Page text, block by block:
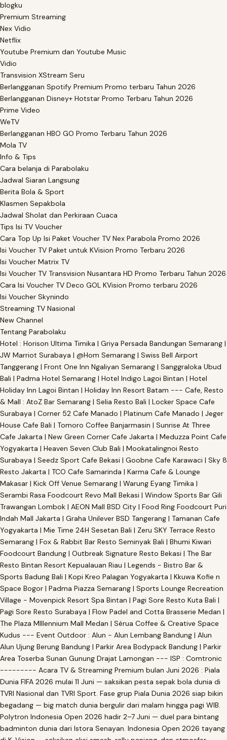
blogku
Premium Streaming
Nex Vidio
Netflix
Youtube Premium dan Youtube Music
Vidio
Transvision XStream Seru
Berlangganan Spotify Premium Promo terbaru Tahun 2026
Berlangganan Disney+ Hotstar Promo Terbaru Tahun 2026
Prime Video
WeTV
Berlangganan HBO GO Promo Terbaru Tahun 2026
Mola TV
Info & Tips
Cara belanja di Parabolaku
Jadwal Siaran Langsung
Berita Bola & Sport
Klasmen Sepakbola
Jadwal Sholat dan Perkiraan Cuaca
Tips Isi TV Voucher
Cara Top Up Isi Paket Voucher TV Nex Parabola Promo 2026
Isi Voucher TV Paket untuk KVision Promo Terbaru 2026
Isi Voucher Matrix TV
Isi Voucher TV Transvision Nusantara HD Promo Terbaru Tahun 2026
Cara Isi Voucher TV Deco GOL KVision Promo terbaru 2026
Isi Voucher Skynindo
Streaming TV Nasional
New Channel
Tentang Parabolaku
Hotel : Horison Ultima Timika | Griya Persada Bandungan Semarang |
JW Marriot Surabaya | @Hom Semarang | Swiss Bell Airport
Tanggerang | Front One Inn Ngaliyan Semarang | Sanggraloka Ubud
Bali | Padma Hotel Semarang | Hotel Indigo Lagoi Bintan | Hotel
Holiday Inn Lagoi Bintan | Holiday Inn Resort Batam --- Cafe, Resto
& Mall : AtoZ Bar Semarang | Selia Resto Bali | Locker Space Cafe
Surabaya | Corner 52 Cafe Manado | Platinum Cafe Manado | Jeger
House Cafe Bali | Tomoro Coffee Banjarmasin | Sunrise At Three
Cafe Jakarta | New Green Corner Cafe Jakarta | Meduzza Point Cafe
Yogyakarta | Heaven Seven Club Bali | Mookatalingnoi Resto
Surabaya | Seedz Sport Cafe Bekasi | Goobne Cafe Karawaci | Sky 8
Resto Jakarta | TCO Cafe Samarinda | Karma Cafe & Lounge
Makasar | Kick Off Venue Semarang | Warung Eyang Timika |
Serambi Rasa Foodcourt Revo Mall Bekasi | Window Sports Bar Gili
Trawangan Lombok | AEON Mall BSD City | Food Ring Foodcourt Puri
Indah Mall Jakarta | Graha Unilever BSD Tangerang | Tamanan Cafe
Yogyakarta | Mie Time 24H Sesetan Bali | Zeru SKY Terrace Resto
Semarang | Fox & Rabbit Bar Resto Seminyak Bali | Bhumi Kiwari
Foodcourt Bandung | Outbreak Signature Resto Bekasi | The Bar
Resto Bintan Resort Kepualauan Riau | Legends - Bistro Bar &
Sports Badung Bali | Kopi Kreo Palagan Yogyakarta | Kkuwa Kofie n
Space Bogor | Padma Piazza Semarang | Sports Lounge Recreation
Village - Movenpick Resort Spa Bintan | Pagi Sore Resto Kuta Bali |
Pagi Sore Resto Surabaya | Flow Padel and Cotta Brasserie Medan |
The Plaza Mlllennium Mall Medan | Sérua Coffee & Creative Space
Kudus --- Event Outdoor : Alun - Alun Lembang Bandung | Alun
Alun Ujung Berung Bandung | Parkir Area Bodypack Bandung | Parkir
Area Toserba Sunan Gunung Drajat Lamongan --- ISP : Comtronic
--------- Acara TV & Streaming Premium bulan Juni 2026 : Piala
Dunia FIFA 2026 mulai 11 Juni — saksikan pesta sepak bola dunia di
TVRI Nasional dan TVRI Sport. Fase grup Piala Dunia 2026 siap bikin
begadang — big match dunia bergulir dari malam hingga pagi WIB.
Polytron Indonesia Open 2026 hadir 2–7 Juni — duel para bintang
badminton dunia dari Istora Senayan. Indonesia Open 2026 tayang